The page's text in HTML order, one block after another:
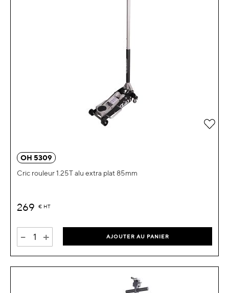
OH 5309
Cric rouleur 1.25T alu extra plat 85mm
269 € HT
- + AJOUTER AU PANIER